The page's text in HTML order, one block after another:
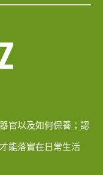
官以及如何保養；認
能落實在日常生活